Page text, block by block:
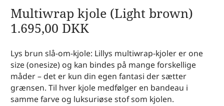
Multiwrap kjole (Light brown)
1.695,00 DKK
Lys brun slå-om-kjole: Lillys multiwrap-kjoler er one
size (onesize) og kan bindes på mange forskellige
måder – det er kun din egen fantasi der sætter
grænsen. Til hver kjole medfølger en bandeau i
samme farve og luksuriøse stof som kjolen.